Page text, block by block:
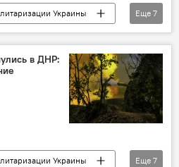
Украины
Минобороны РФ
техника
Еще 7
в ДНР:
Украины
Еще 7